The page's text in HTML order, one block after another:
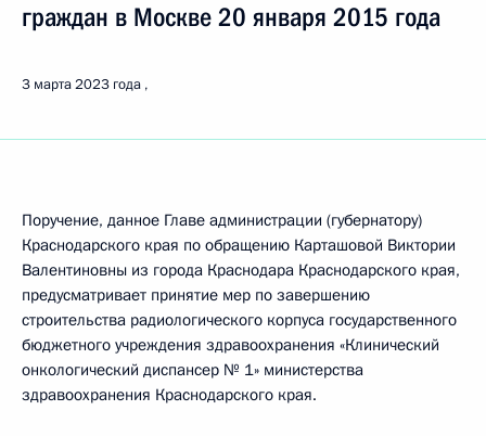
граждан в Москве 20 января 2015 года
3 марта 2023 года
Поручение, данное Главе администрации (губернатору)
Краснодарского края по обращению Карташовой Виктории
Валентиновны из города Краснодара Краснодарского края,
предусматривает принятие мер по завершению
строительства радиологического корпуса государственного
бюджетного учреждения здравоохранения «Клинический
онкологический диспансер № 1» министерства
здравоохранения Краснодарского края.